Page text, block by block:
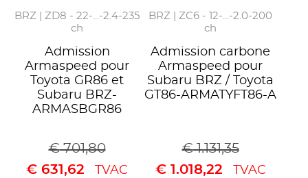
BRZ | ZD8 - 22-...-2.4-235
ch
Admission
Armaspeed pour
Toyota GR86 et
Subaru BRZ-
ARMASBGR86
€701,80
€ 631,62 TVAC
BRZ | ZC6 - 12-...-2.0-200
ch
Admission carbone
Armaspeed pour
Subaru BRZ / Toyota
GT86-ARMATYFT86-A
€1.131,35
€1.018,22 TVAC